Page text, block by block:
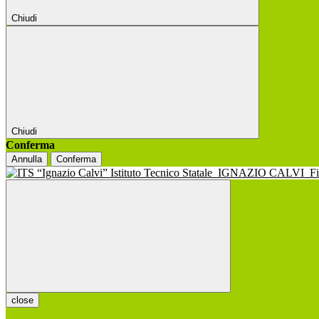
Chiudi
Chiudi
Conferma
Annulla Conferma
Istituto Tecnico Statale IGNAZIO CALVI
close